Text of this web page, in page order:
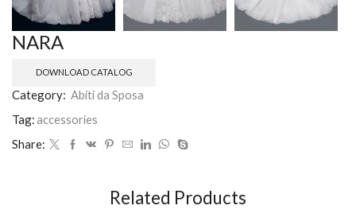
NARA
DOWNLOAD CATALOG
Category: Abiti da Sposa
Tag:accessories
Share:
Related Products